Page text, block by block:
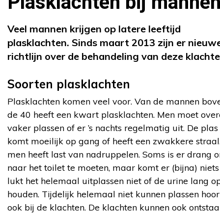
Veel mannen krijgen op latere leeftijd
plasklachten. Sinds maart 2013 zijn er
richtlijn over de behandeling van deze
Soorten plasklachten
Plasklachten komen veel voor. Van de mannen
de 40 heeft een kwart plasklachten. Men moet
vaker plassen of er ’s nachts regelmatig uit. De plas
komt moeilijk op gang of heeft een zwakkere
men heeft last van nadruppelen. Soms is er drang
naar het toilet te moeten, maar komt er (bijna)
lukt het helemaal uitplassen niet of de urine lang
houden. Tijdelijk helemaal niet kunnen plassen
ook bij de klachten. De klachten kunnen ook